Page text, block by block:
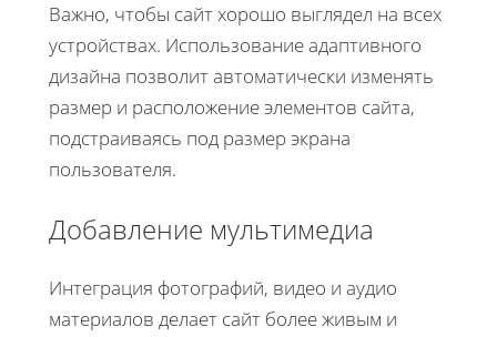
Важно, чтобы сайт хорошо выглядел на всех
устройствах. Использование адаптивного
дизайна позволит автоматически изменять
размер и расположение элементов сайта,
подстраиваясь под размер экрана
пользователя.
Добавление мультимедиа
Интеграция фотографий, видео и аудио
материалов делает сайт более живым и